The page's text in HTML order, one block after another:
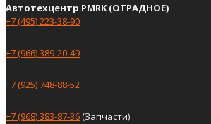
Автотехцентр PMRK (ОТРАДНОЕ)
+7 (495) 223-38-90
+7 (966) 389-20-49
+7 (925) 748-88-52
+7 (968) 383-87-36(Запчасти)